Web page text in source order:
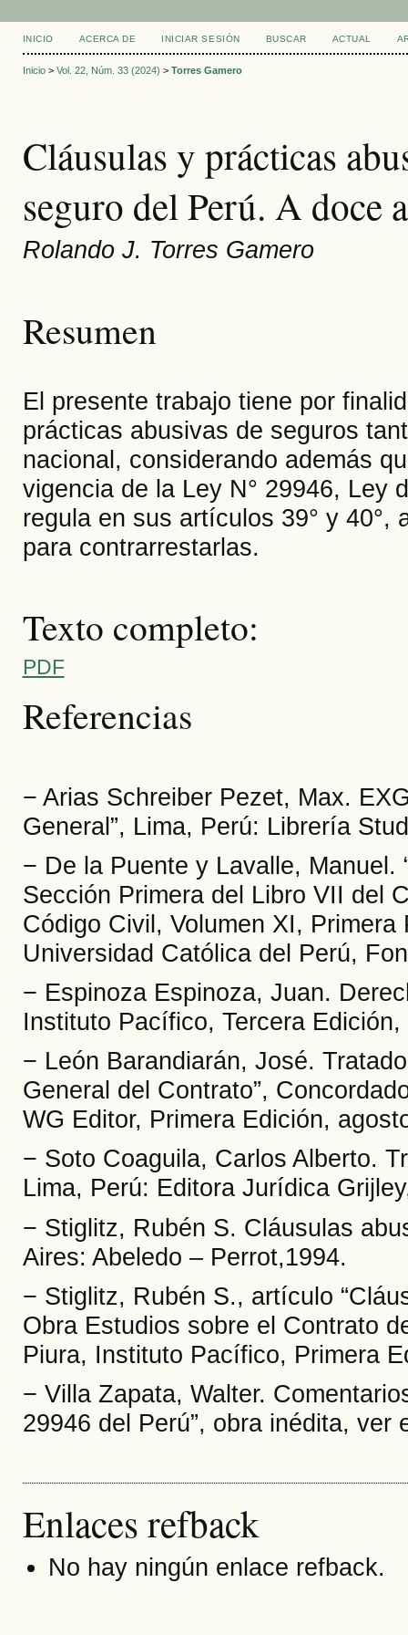
INICIO ACERCA DE INICIAR SESIÓN BUSCAR ACTUAL
Inicio> Vol. 22, Núm. 33 (2024) > Torres Gamero
Cláusulas y prácticas
seguro del Perú. A doce
Rolando J. Torres Gamero
Resumen
El presente trabajo tiene por
prácticas abusivas de seguros
nacional, considerando además
vigencia de la Ley N° 29946, Ley
regula en sus artículos 39° y 40°,
para contrarrestarlas.
Texto completo:
PDF
Referencias
− Arias Schreiber Pezet, Max.
General”, Lima, Perú: Librería
− De la Puente y Lavalle, Manuel.
Sección Primera del Libro VII del
Código Civil, Volumen XI,
Universidad Católica del Perú,
− Espinoza Espinoza, Juan.
Instituto Pacífico, Tercera
− León Barandiarán, José.
General del Contrato”,
WG Editor, Primera Edición,
− Soto Coaguila, Carlos Alberto.
Lima, Perú: Editora Jurídica
− Stiglitz, Rubén S. Cláusulas
Aires: Abeledo – Perrot,1994.
− Stiglitz, Rubén S., artículo
Obra Estudios sobre el Contrato
Piura, Instituto Pacífico, Primera
− Villa Zapata, Walter.
29946 del Perú”, obra inédita, ver
Enlaces refback
No hay ningún enlace refback.